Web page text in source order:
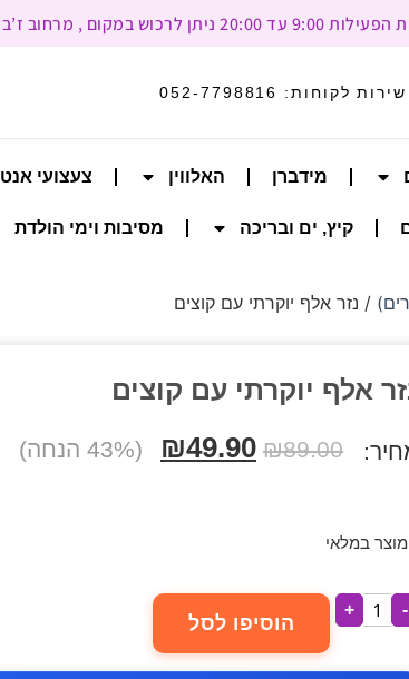
ז’בוטינסקי 93, רמת גן
שירות לקוחות: 052-7798816
מידברן האלווין צעצועי
קיץ, ים ובריכה מסיבות וימי הולדת
/ נזר אלף יוקרתי עם קוצים
אלף יוקרתי עם קוצים
₪89.00
₪49.90 (43% הנחה)
במלאי
-
+
הוסיפו לסל